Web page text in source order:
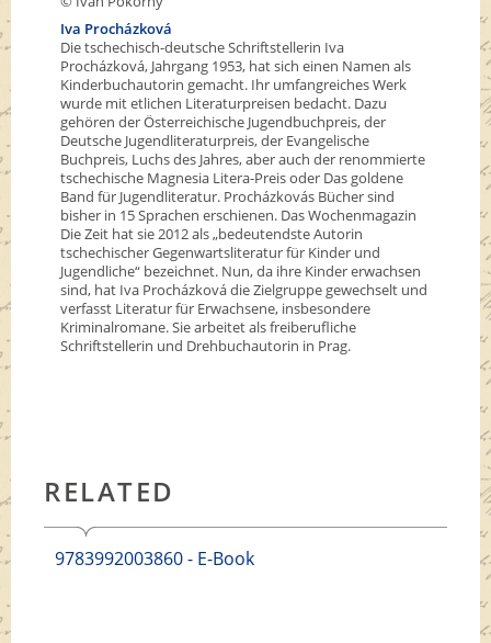
Iva Procházková
Die tschechisch-deutsche Schriftstellerin Iva
Procházková, Jahrgang 1953, hat sich einen Namen als
Kinderbuchautorin gemacht. Ihr umfangreiches Werk
wurde mit etlichen Literaturpreisen bedacht. Dazu
gehören der Österreichische Jugendbuchpreis, der
Deutsche Jugendliteraturpreis, der Evangelische
Buchpreis, Luchs des Jahres, aber auch der renommierte
tschechische Magnesia Litera-Preis oder Das goldene
Band für Jugendliteratur. Procházkovás Bücher sind
bisher in 15 Sprachen erschienen. Das Wochenmagazin
Die Zeit hat sie 2012 als „bedeutendste Autorin
tschechischer Gegenwartsliteratur für Kinder und
Jugendliche“ bezeichnet. Nun, da ihre Kinder erwachsen
sind, hat Iva Procházková die Zielgruppe gewechselt und
verfasst Literatur für Erwachsene, insbesondere
Kriminalromane. Sie arbeitet als freiberufliche
Schriftstellerin und Drehbuchautorin in Prag.
RELATED
9783992003860 - E-Book